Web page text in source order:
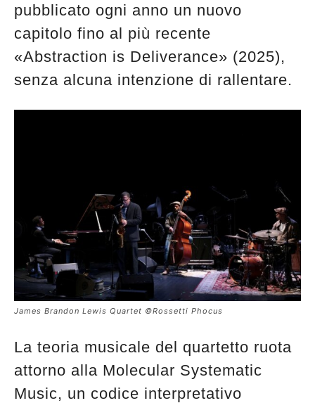
pubblicato ogni anno un nuovo
capitolo fino al più recente
«Abstraction is Deliverance» (2025),
senza alcuna intenzione di rallentare.
James Brandon Lewis Quartet ©Rossetti Phocus
La teoria musicale del quartetto ruota
attorno alla Molecular Systematic
Music, un codice interpretativo